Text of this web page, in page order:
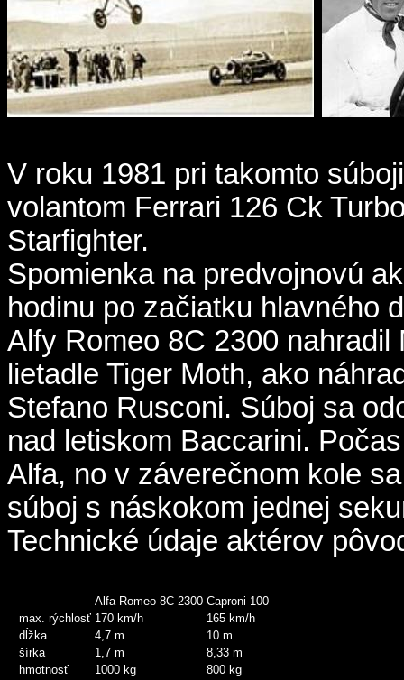
V roku 1981 pri takomto
volantom Ferrari 126 Ck
Starfighter.
Spomienka na predvojnovú
hodinu po začiatku hlavného
Alfy Romeo 8C 2300
lietadle Tiger Moth, ako
Stefano Rusconi. Súboj sa
nad letiskom Baccarini.
Alfa, no v záverečnom kole
súboj s náskokom jednej
Technické údaje aktérov
Alfa Romeo 8C 2300 Caproni 100
max. rýchlosť 170 km/h
165 km/h
dĺžka
4,7 m
10 m
šírka
1,7 m
8,33 m
hmotnosť
1000 kg 800 kg